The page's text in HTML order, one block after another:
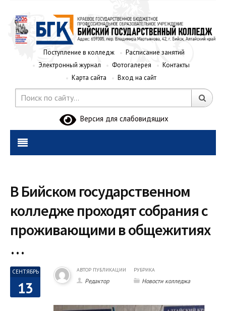
Поступление в колледж
Расписание занятий
Электронный журнал
Фотогалерея
Контакты
Карта сайта
Вход на сайт
Версия для слабовидящих
В Бийском государственном
колледже проходят собрания с
проживающими в общежитиях
…
СЕНТЯБРЬ
13
АВТОР ПУБЛИКАЦИИ
Редактор
РУБРИКА
Новости колледжа